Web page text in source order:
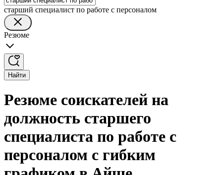
старший специалист по работе с персоналом
Резюме
Найти
Резюме соискателей на
должность старшего
специалиста по работе с
персоналом с гибким